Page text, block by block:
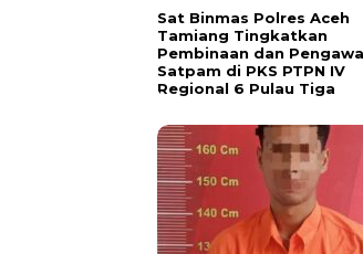
Sat Binmas Polres Aceh
Tamiang Tingkatkan
Pembinaan dan
Satpam di PKS PTPN IV
Regional 6 Pulau Tiga